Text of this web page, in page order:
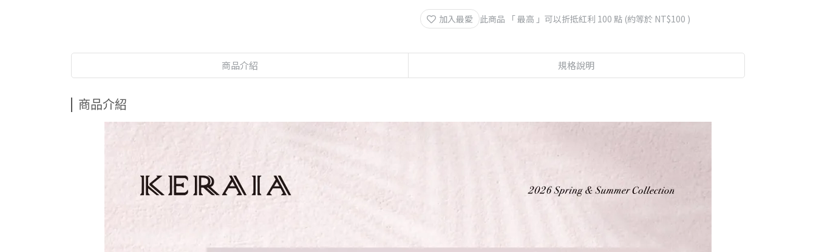
加入最愛 此商品 「 最高 」可以折抵紅利 100 點 (約等於 NT$100 )
商品介紹 規格說明
商品介紹